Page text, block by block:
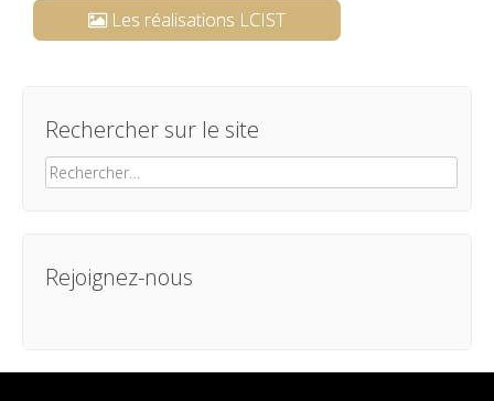
Les réalisations LCIST
Rechercher sur le site
Rechercher :
Rejoignez-nous